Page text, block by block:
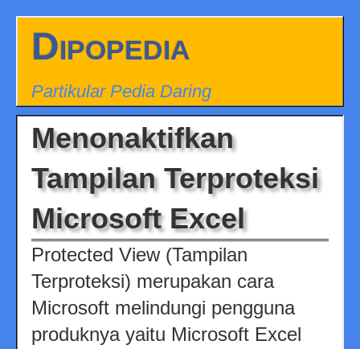
Dipopedia
Partikular Pedia Daring
Menonaktifkan
Tampilan Terproteksi
Microsoft Excel
Protected View (Tampilan
Terproteksi) merupakan cara
Microsoft melindungi pengguna
produknya yaitu Microsoft Excel